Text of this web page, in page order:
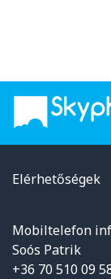
Elérhetőségek
Mobiltelefon
Soós Patrik
+36 70 510 09